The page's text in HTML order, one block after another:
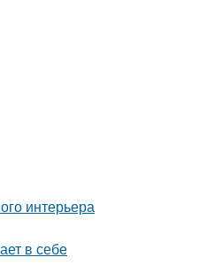
интерьера
в себе